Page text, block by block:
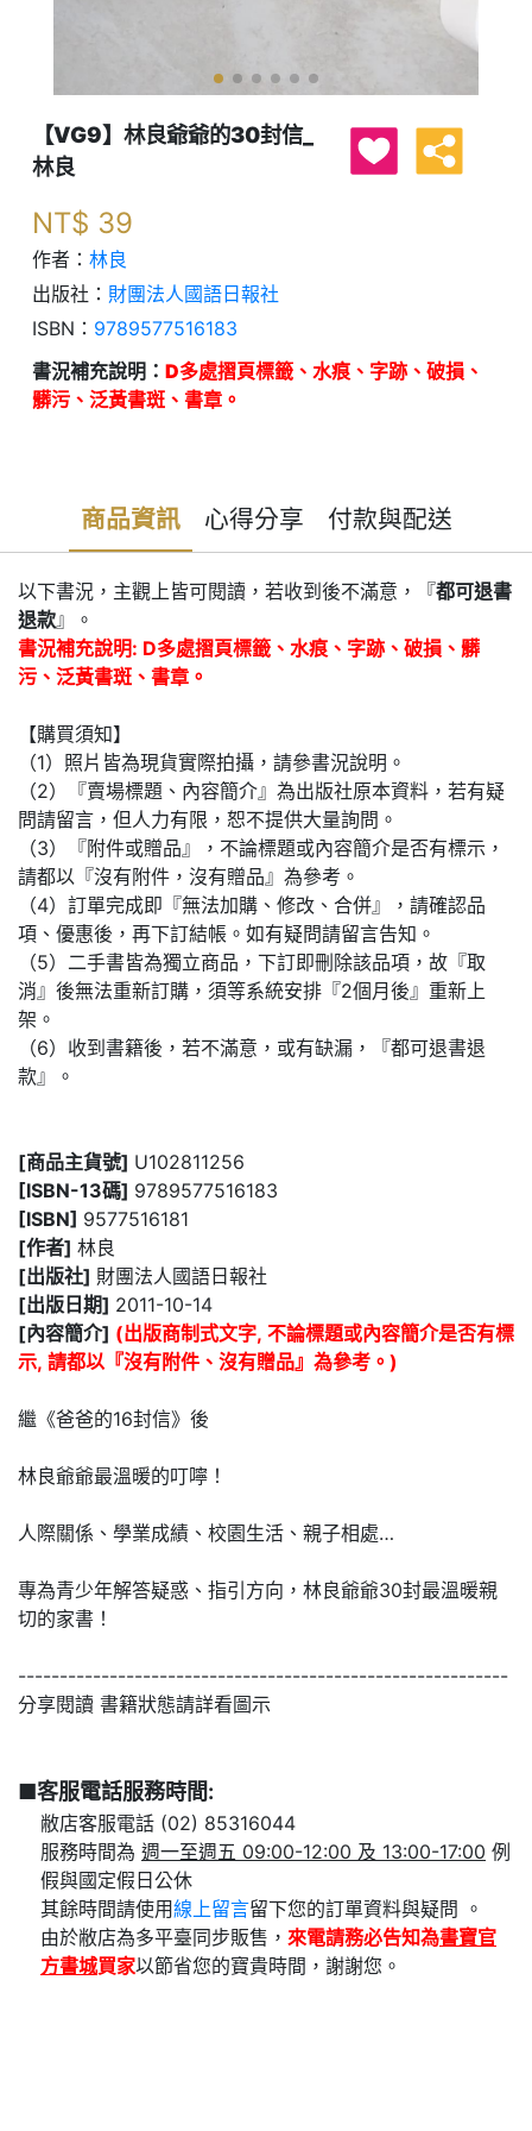
【VG9】林良爺爺的30封信_
林良
NT$ 39
作者： 林良
出版社： 財團法人國語日報社
ISBN： 9789577516183
書況補充說明： D多處摺頁標籤、水痕、字跡、破損、
髒污、泛黃書斑、書章。
商品資訊 心得分享 付款與配送
以下書況，主觀上皆可閱讀，若收到後不滿意，『都可退書
退款』。
書況補充說明: D多處摺頁標籤、水痕、字跡、破損、髒
污、泛黃書斑、書章。
【購買須知】
（1）照片皆為現貨實際拍攝，請參書況說明。
（2）『賣場標題、內容簡介』為出版社原本資料，若有疑
問請留言，但人力有限，恕不提供大量詢問。
（3）『附件或贈品』，不論標題或內容簡介是否有標示，
請都以『沒有附件，沒有贈品』為參考。
（4）訂單完成即『無法加購、修改、合併』，請確認品
項、優惠後，再下訂結帳。如有疑問請留言告知。
（5）二手書皆為獨立商品，下訂即刪除該品項，故『取
消』後無法重新訂購，須等系統安排『2個月後』重新上
架。
（6）收到書籍後，若不滿意，或有缺漏，『都可退書退
款』。
[商品主貨號] U102811256
[ISBN-13碼] 9789577516183
[ISBN] 9577516181
[作者] 林良
[出版社] 財團法人國語日報社
[出版日期] 2011-10-14
[內容簡介] (出版商制式文字, 不論標題或內容簡介是否有標
示, 請都以『沒有附件、沒有贈品』為參考。)
繼《爸爸的16封信》後
林良爺爺最溫暖的叮嚀！
人際關係、學業成績、校園生活、親子相處…
專為青少年解答疑惑、指引方向，林良爺爺30封最溫暖親
切的家書！
-----------------------------------------------------------
分享閱讀 書籍狀態請詳看圖示
■客服電話服務時間:
敝店客服電話 (02) 85316044
服務時間為 週一至週五 09:00-12:00 及 13:00-17:00 例
假與國定假日公休
其餘時間請使用線上留言
留下您的訂單資料與疑問 。
由於敝店為多平臺同步販售， 來電請務必告知為書寶官
方書城買家以節省您的寶貴時間，謝謝您。